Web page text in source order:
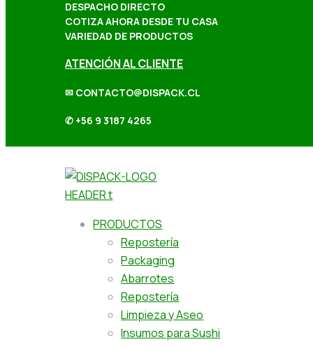
DESPACHO DIRECTO
COTIZA AHORA DESDE TU CASA
VARIEDAD DE PRODUCTOS
ATENCIÓN AL CLIENTE
✉ CONTACTO@DISPACK.CL
✆ +56 9 3187 4265
PRODUCTOS
Repostería
Packaging
Abarrotes
Repostería
Limpieza y Aseo
Insumos para Sushi